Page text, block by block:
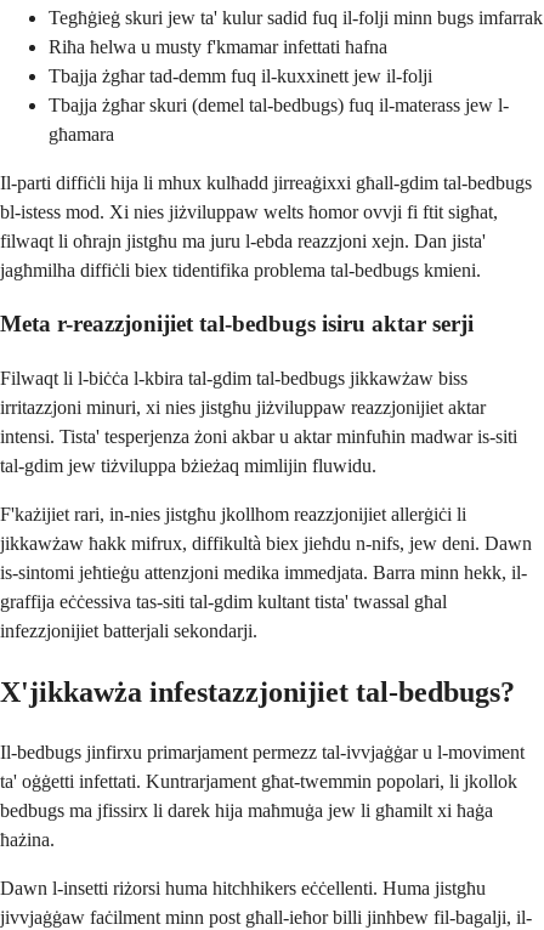
Tegħġieġ skuri jew ta' kulur sadid fuq il-folji minn bugs imfarrak
Riħa ħelwa u musty f'kmamar infettati ħafna
Tbajja żgħar tad-demm fuq il-kuxxinett jew il-folji
Tbajja żgħar skuri (demel tal-bedbugs) fuq il-materass jew l-
għamara
Il-parti diffiċli hija li mhux kulħadd jirreaġixxi għall-gdim tal-bedbugs
bl-istess mod. Xi nies jiżviluppaw welts ħomor ovvji fi ftit sigħat,
filwaqt li oħrajn jistgħu ma juru l-ebda reazzjoni xejn. Dan jista'
jagħmilha diffiċli biex tidentifika problema tal-bedbugs kmieni.
Meta r-reazzjonijiet tal-bedbugs isiru aktar serji
Filwaqt li l-biċċa l-kbira tal-gdim tal-bedbugs jikkawżaw biss
irritazzjoni minuri, xi nies jistgħu jiżviluppaw reazzjonijiet aktar
intensi. Tista' tesperjenza żoni akbar u aktar minfuħin madwar is-siti
tal-gdim jew tiżviluppa bżieżaq mimlijin fluwidu.
F'każijiet rari, in-nies jistgħu jkollhom reazzjonijiet allerġiċi li
jikkawżaw ħakk mifrux, diffikultà biex jieħdu n-nifs, jew deni. Dawn
is-sintomi jeħtieġu attenzjoni medika immedjata. Barra minn hekk, il-
graffija eċċessiva tas-siti tal-gdim kultant tista' twassal għal
infezzjonijiet batterjali sekondarji.
X'jikkawża infestazzjonijiet tal-bedbugs?
Il-bedbugs jinfirxu primarjament permezz tal-ivvjaġġar u l-moviment
ta' oġġetti infettati. Kuntrarjament għat-twemmin popolari, li jkollok
bedbugs ma jfissirx li darek hija maħmuġa jew li għamilt xi ħaġa
ħażina.
Dawn l-insetti riżorsi huma hitchhikers eċċellenti. Huma jistgħu
jivvjaġġaw faċilment minn post għall-ieħor billi jinħbew fil-bagalji, il-